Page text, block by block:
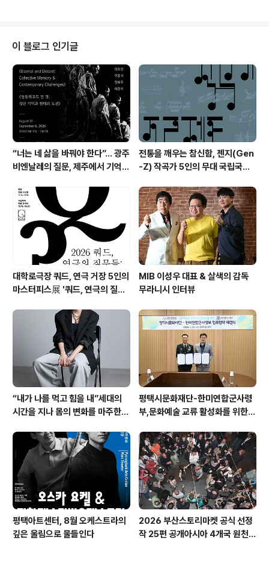
트 박윤우 피아니스트 한상일 작품소개 및 기획의도 우리
의 꿈과 인생, 사랑에 대해 이야기하는 작품으로, 시간의 흐
름에 따라 나타나는 우리의 삶과 걸어가는 인생의 성장을
음악, 춤, 나레이션, 조명의 변화로 표현하고 있다. 를 통해
더 이상 꿈꾸지 않게 된 누군가가 다시 꿈을 꾸고, 삶의..
이 블로그 인기글
“너는 네 삶을 바꿔야 한다”… 광주
비엔날레의 질문, 제주에서 기억의
주비엔날레 몽골관 연계 프로그램
《영원하고도 먼 것: 집단 기억과 현
대의 도전》
전통을 깨우는 참신함, 젠지(Gen
-Z) 작곡가 5인의 무대 국립국악
트'
대학로극장 쿼드, 연극 거장 5인의
마스터피스展 '쿼드, 연극의 질문
오픈
MIB 이성우 대표 & 살색의 감독
무라니시 인터뷰
“내가 나를 먹고 힘을 내”세대의
시간을 지나 몸의 변화를 마주한다
평택시문화재단-한미연합군사령
부,문화예술 교류 활성화를 위한
평택아트센터, 8월 오케스트라의
깊은 울림으로 물들인다
2026 부산스토리마켓 공식 선정
작 25편 공개아시아 4개국 원천 I